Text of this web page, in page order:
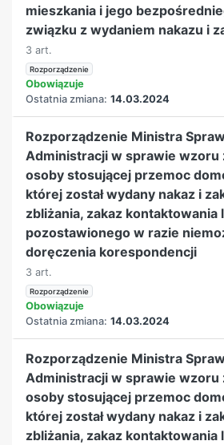
mieszkania i jego
związku z wydaniem nakazu i
3 art.
Rozporządzenie
Obowiązuje
Ostatnia zmiana: 14.03.2024
Rozporządzenie Ministra
Administracji w sprawie wzoru
osoby stosującej przemoc
której został wydany nakaz i
zbliżania, zakaz kontaktowania
pozostawionego w razie
doręczenia korespondencji
3 art.
Rozporządzenie
Obowiązuje
Ostatnia zmiana: 14.03.2024
Rozporządzenie Ministra
Administracji w sprawie wzoru
osoby stosującej przemoc
której został wydany nakaz i
zbliżania, zakaz kontaktowania